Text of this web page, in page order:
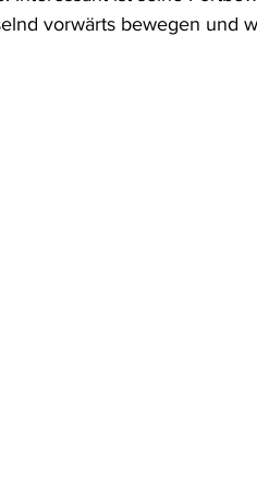
vorwärts bewegen und